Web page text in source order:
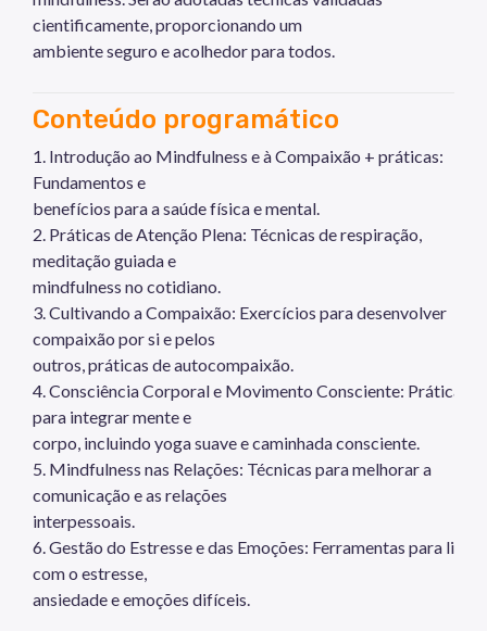
cientificamente, proporcionando um
ambiente seguro e acolhedor para todos.
Conteúdo programático
1. Introdução ao Mindfulness e à Compaixão + práticas:
Fundamentos e
benefícios para a saúde física e mental.
2. Práticas de Atenção Plena: Técnicas de respiração,
meditação guiada e
mindfulness no cotidiano.
3. Cultivando a Compaixão: Exercícios para desenvolver
compaixão por si e pelos
outros, práticas de autocompaixão.
4. Consciência Corporal e Movimento Consciente: Práticas
para integrar mente e
corpo, incluindo yoga suave e caminhada consciente.
5. Mindfulness nas Relações: Técnicas para melhorar a
comunicação e as relações
interpessoais.
6. Gestão do Estresse e das Emoções: Ferramentas para lidar
com o estresse,
ansiedade e emoções difíceis.